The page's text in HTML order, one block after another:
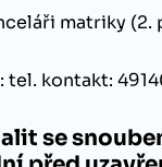
matriky (2.
tel. kontakt:
se